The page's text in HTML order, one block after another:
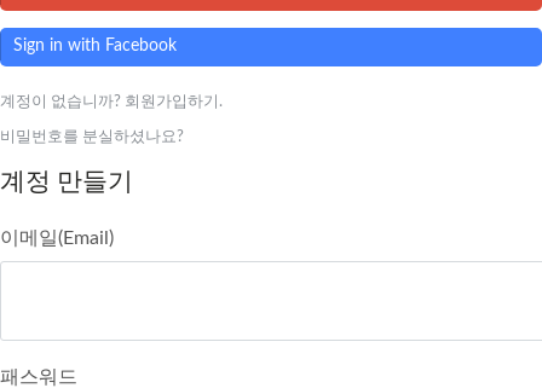
Sign in with Facebook
계정이 없습니까? 회원가입하기.
비밀번호를 분실하셨나요?
계정 만들기
이메일(Email)
패스워드